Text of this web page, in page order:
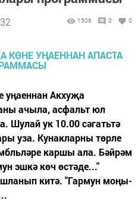
1506 0 0
уңаеннан Акхуҗа
ачыла, асфальт юл
ук 10.00 сәгатьтә
уза. Кунакларны төрле
каршы ала. Бәйрәм
эшкә көч өстәде..."
китә. "Гармун моңы-